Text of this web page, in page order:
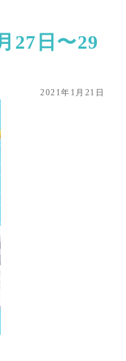
27日〜29
2021年1月21日